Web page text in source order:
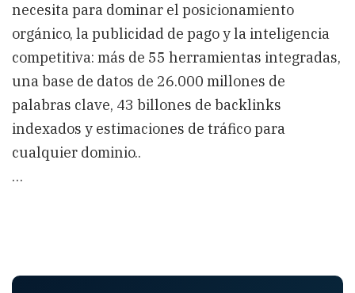
necesita para dominar el posicionamiento
orgánico, la publicidad de pago y la inteligencia
competitiva: más de 55 herramientas integradas,
una base de datos de 26.000 millones de
palabras clave, 43 billones de backlinks
indexados y estimaciones de tráfico para
cualquier dominio..
…